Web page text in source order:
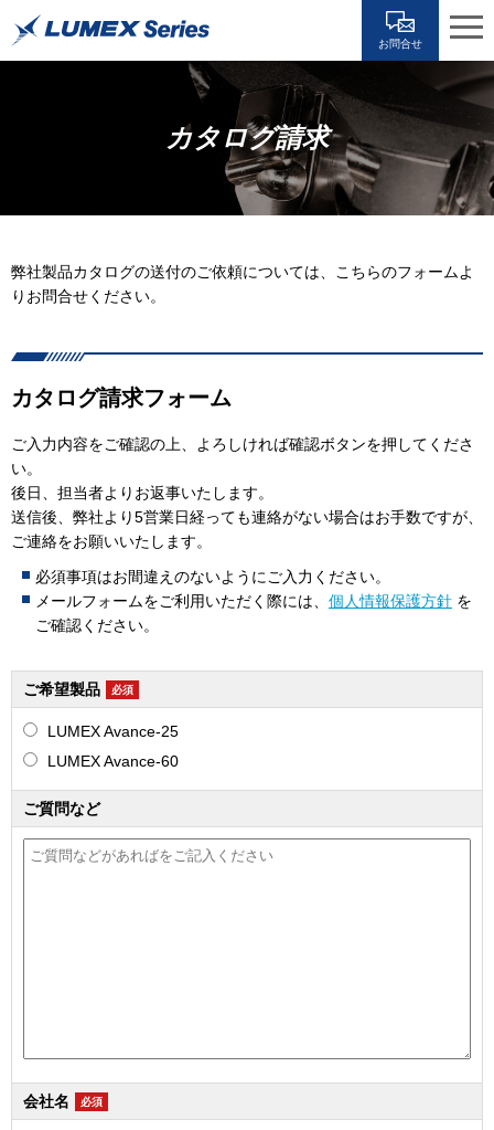
お問合せ
カタログ請求
弊社製品カタログの送付のご依頼については、こちらのフォームよ
りお問合せください。
カタログ請求フォーム
ご入力内容をご確認の上、よろしければ確認ボタンを押してくださ
い。
後日、担当者よりお返事いたします。
送信後、弊社より5営業日経っても連絡がない場合はお手数ですが、
ご連絡をお願いいたします。
必須事項はお間違えのないようにご入力ください。
メールフォームをご利用いただく際には、 個人情報保護方針 を
ご確認ください。
ご希望製品 必須
LUMEX Avance-25
LUMEX Avance-60
ご質問など
会社名 必須